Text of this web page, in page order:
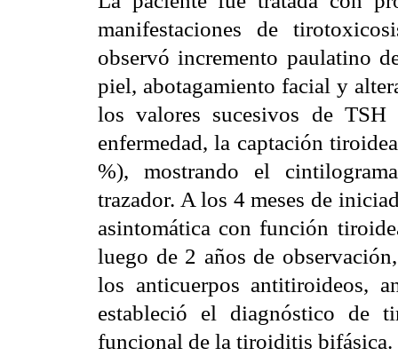
manifestaciones de
observó incremento paulatino
piel, abotagamiento facial y
los valores sucesivos de
enfermedad, la captación
%), mostrando el
trazador. A los 4 meses de
asintomática con función
luego de 2 años de
los anticuerpos antitiroideos,
estableció el diagnóstico de
funcional de la tiroiditis bifásica.